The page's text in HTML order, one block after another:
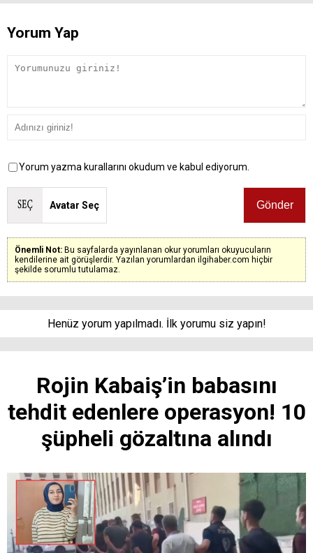
Yorum Yap
Yorum yazma kurallarını okudum ve kabul ediyorum.
Avatar Seç
Önemli Not: Bu sayfalarda yayınlanan okur yorumları okuyucuların
kendilerine ait görüşlerdir. Yazılan yorumlardan ilgihaber.com hiçbir
şekilde sorumlu tutulamaz.
Henüz yorum yapılmadı. İlk yorumu siz yapın!
Rojin Kabaiş’in babasını
tehdit edenlere operasyon! 10
şüpheli gözaltına alındı